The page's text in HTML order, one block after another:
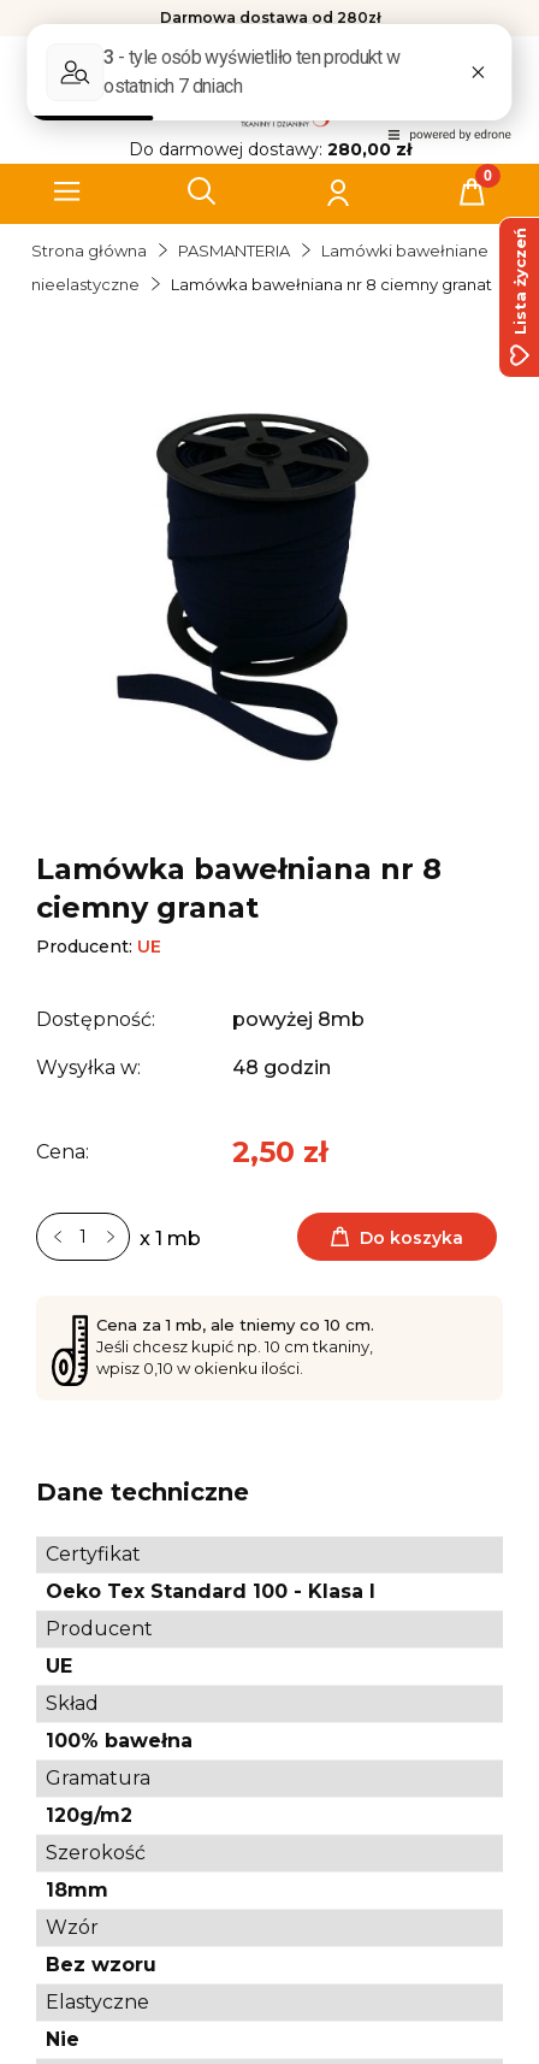
Darmowa dostawa od 280zł
Do darmowej dostawy: 280,00 zł
Strona główna PASMANTERIA
Lamówki bawełniane
nieelastyczne
Lamówka bawełniana nr 8 ciemny granat
Lamówka bawełniana nr 8
ciemny granat
Producent: UE
Dostępność: powyżej 8mb
Wysyłka w: 48 godzin
Cena: 2,50 zł
x 1 mb Do koszyka
Cena za 1 mb, ale tniemy co 10 cm.
Jeśli chcesz kupić np. 10 cm tkaniny,
wpisz 0,10 w okienku ilości.
Dane techniczne
Certyfikat
Oeko Tex Standard 100 - Klasa I
Producent
UE
Skład
100% bawełna
Gramatura
120g/m2
Szerokość
18mm
Wzór
Bez wzoru
Elastyczne
Nie
Lista życzeń